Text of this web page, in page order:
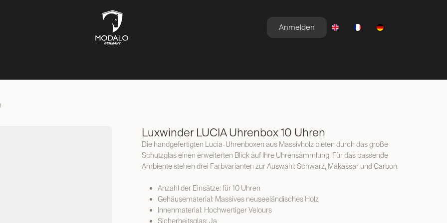
Anmelden
Luxwinder LUCIA Uhrenbox 10 Uhren
Die handgefertigten Lucia-Uhrenboxen aus Massivholz bieten durch das große
Schutzglas einen erweiterten Blick auf Ihre Uhrensammlung. Für das passende
Ambiente stehen drei Farbvarianten zur Auswahl: Schwarz, Makassar und Carbon.
Anzahl der Einsätze: für 10 Uhren
Gehäusematerial: Massives neuseeländisches Holz
Innenmaterial: Hochwertiger Velours
Sicherheitsglas: Ja